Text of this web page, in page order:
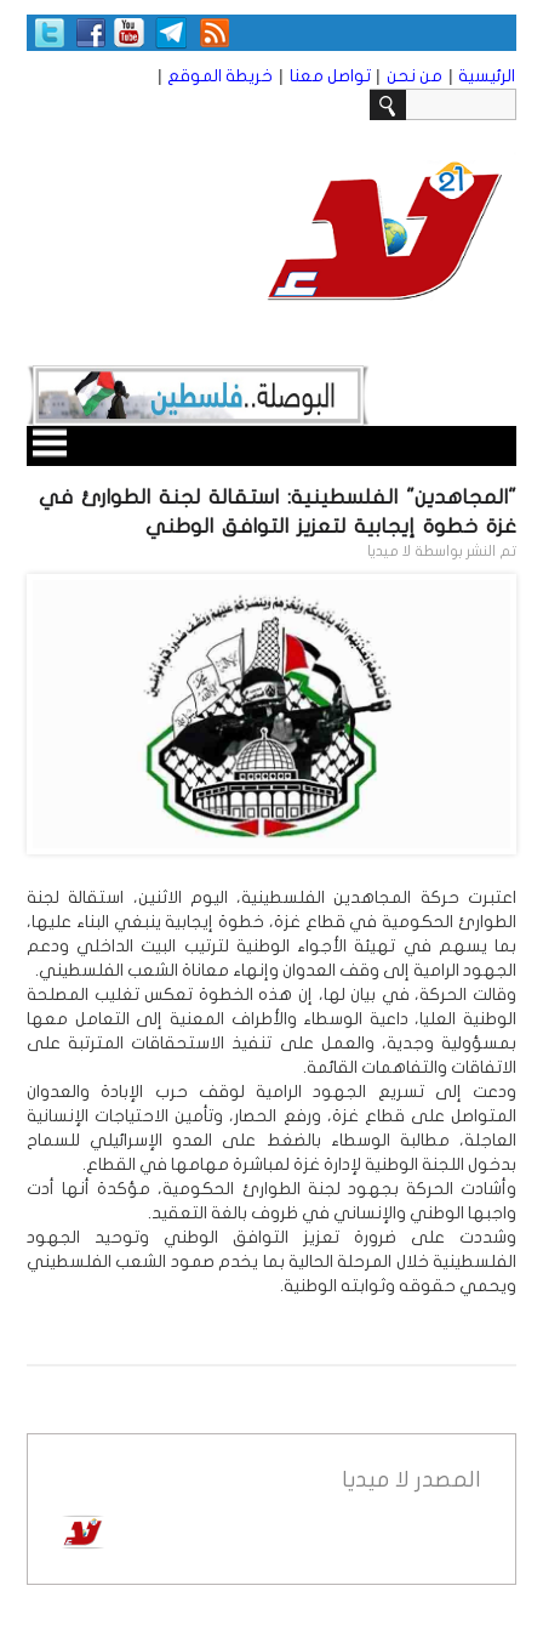
الرئيسية | من نحن | تواصل معنا | خريطة الموقع |
"المجاهدين" الفلسطينية: استقالة لجنة الطوارئ في
غزة خطوة إيجابية لتعزيز التوافق الوطني
تم النشر بواسطة لا ميديا
اعتبرت حركة المجاهدين الفلسطينية، اليوم الاثنين، استقالة لجنة
الطوارئ الحكومية في قطاع غزة، خطوة إيجابية ينبغي البناء عليها،
بما يسهم في تهيئة الأجواء الوطنية لترتيب البيت الداخلي ودعم
الجهود الرامية إلى وقف العدوان وإنهاء معاناة الشعب الفلسطيني.
وقالت الحركة، في بيان لها، إن هذه الخطوة تعكس تغليب المصلحة
الوطنية العليا، داعية الوسطاء والأطراف المعنية إلى التعامل معها
بمسؤولية وجدية، والعمل على تنفيذ الاستحقاقات المترتبة على
الاتفاقات والتفاهمات القائمة.
ودعت إلى تسريع الجهود الرامية لوقف حرب الإبادة والعدوان
المتواصل على قطاع غزة، ورفع الحصار، وتأمين الاحتياجات الإنسانية
العاجلة، مطالبة الوسطاء بالضغط على العدو الإسرائيلي للسماح
بدخول اللجنة الوطنية لإدارة غزة لمباشرة مهامها في القطاع.
وأشادت الحركة بجهود لجنة الطوارئ الحكومية، مؤكدة أنها أدت
واجبها الوطني والإنساني في ظروف بالغة التعقيد.
وشددت على ضرورة تعزيز التوافق الوطني وتوحيد الجهود
الفلسطينية خلال المرحلة الحالية بما يخدم صمود الشعب الفلسطيني
ويحمي حقوقه وثوابته الوطنية.
المصدر لا ميديا